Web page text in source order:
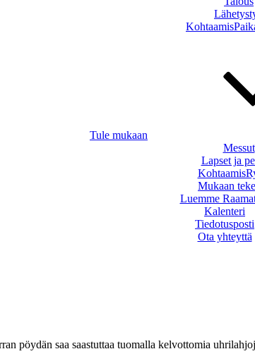
Tule mukaan
Messut
Lapset ja
Mukaan
Luemme
Kalenteri
Tiedotusposti
Ota yhteyttä
pöydän saa saastuttaa tuomalla kelvottomia